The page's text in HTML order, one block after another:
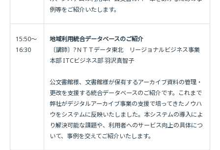
例等をご紹介いたします。
15:50〜
16:30
地域利用統合データベースのご紹介
〔講師〕?ＮＴＴデータ東北 リージョナルビジネス事業
本部 ITCビジネス部 羽沢真智子
公文書館様、文書館様が保有するアーカイブ資料の管理・
更改を支援する統合データベースのご紹介です。これまで
弊社がデジタルアーカイブ事業の支援で培ってきたノウハ
ウをシステムに反映いたしました。本システムの導入によ
り解決可能な課題や、利用者へのサービス向上の具体につ
いて、事例を交えてご紹介いたします。